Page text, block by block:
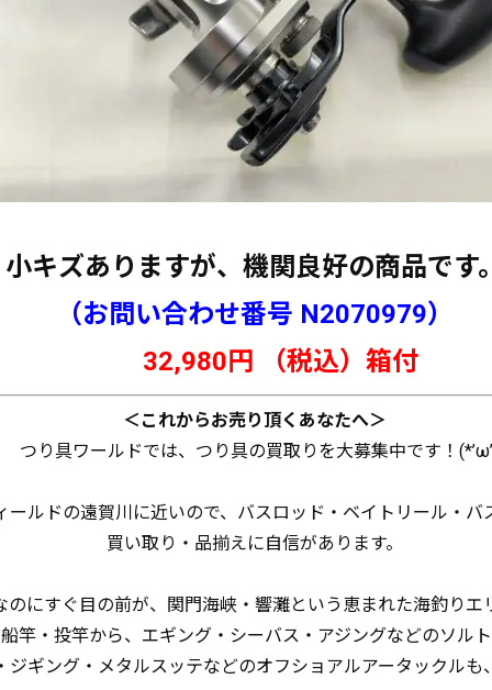
小キズありますが、機関良好の商品です
（お問い合わせ番号 N2070979）
32,980円 （税込）箱付
＜これからお売り頂くあなたへ＞
つり具ワールドでは、つり具の買取りを大募集中です！
ルドの遠賀川に近いので、バスロッド・ベイトリール・バ
買い取り・品揃えに自信があります。
にすぐ目の前が、関門海峡・響灘という恵まれた海釣りエ
竿・投竿から、エギング・シーバス・アジングなどのソル
ジギング・メタルスッテなどのオフショアルアータックルも